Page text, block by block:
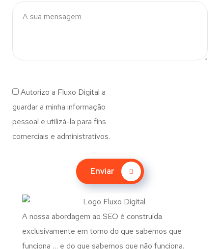
Autorizo a Fluxo Digital a
guardar a minha informação
pessoal e utilizá-la para fins
comerciais e administrativos.
Enviar
A nossa abordagem ao SEO é construída
exclusivamente em torno do que sabemos que
funciona … e do que sabemos que não funciona.